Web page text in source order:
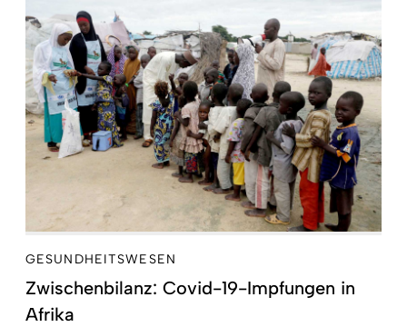
GESUNDHEITSWESEN
Zwischenbilanz: Covid-19-Impfungen in
Afrika